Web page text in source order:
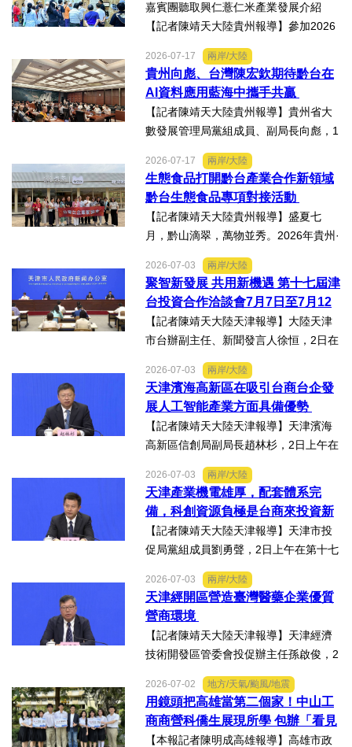
慈濟動員資金與萬人次的復原...
嘉賓團聽取興仁薏仁米產業發展介紹
【記者陳靖天大陸貴州報導】參加2026
色產業助力鄉村振興對接會的臺灣嘉賓
組團，7月15日，到興仁市實地考察，深
入調研興仁薏仁米...
2026-07-17 兩岸/大陸
貴州向彪、台灣陳宏欽期待黔台在
AI資料應用藍海中攜手共贏
【記者陳靖天大陸貴州報導】貴州省大
數發展管理局黨組成員、副局長向彪，1
作懇談會黔台大數據與人工智能產業對
接會上表示，召開黔台大數據與人工智
能產業對接會，旨在搭建兩...
2026-07-17 兩岸/大陸
生態食品打開黔台產業合作新領域
黔台生態食品專項對接活動
【記者陳靖天大陸貴州報導】盛夏七
月，黔山滴翠，萬物並秀。2026年貴州·
品專項對接活動」於7月13日至16日舉
行。近30名台商代表跨海而來，踏訪貴
州生態食品產業一線，...
2026-07-03 兩岸/大陸
聚智新發展 共用新機遇 第十七屆津
台投資合作洽談會7月7日至7月12
日在天津舉辦
【記者陳靖天大陸天津報導】大陸天津
市台辦副主任、新聞發言人徐恒，2日在
會上表示，津台投資合作洽談會，從200
8年至今已成功舉辦16屆，津台會已成為
兩岸重要的經貿交流合...
2026-07-03 兩岸/大陸
天津濱海高新區在吸引台商台企發
展人工智能產業方面具備優勢
【記者陳靖天大陸天津報導】天津濱海
高新區信創局副局長趙林杉，2日上午在
會上，針對吸引臺商臺企來津發展人工
智能產業方面具備優勢表示，高新區作
為國家自主創新示範區，也...
2026-07-03 兩岸/大陸
天津產業機電雄厚，配套體系完
備，科創資源負極是台商來投資新
業的理想沃土
【記者陳靖天大陸天津報導】天津市投
促局黨組成員劉勇聲，2日上午在第十七
答記者提問關於天津在產業發展方面有
哪些突出優勢，目前台資企業在天津的
融合情況，未來還有哪些...
2026-07-03 兩岸/大陸
天津經開區營造臺灣醫藥企業優質
營商環境
【記者陳靖天大陸天津報導】天津經濟
技術開發區管委會投促辦主任孫啟俊，2
新聞發佈會上，說明天津市作為北方生
物醫藥產業高地，天津經開區能為臺灣
醫藥大健康行業的創業者和...
2026-07-02 地方/天氣/颱風/地震
用鏡頭把高雄當第二個家！中山工
商商營科僑生展現所學 包辦「看見
雄新之光」創意短片前三名
【本報記者陳明成高雄報導】高雄市政